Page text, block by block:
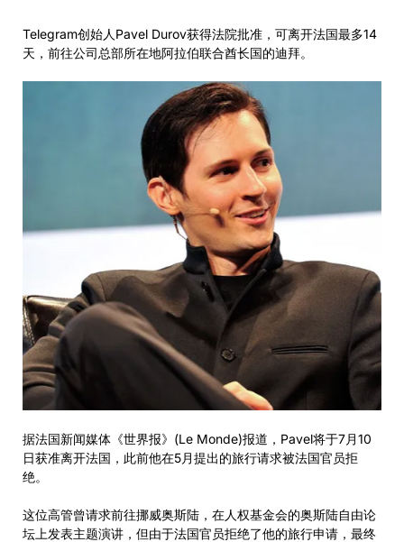
Telegram创始人Pavel Durov获得法院批准，可离开法国最多14
天，前往公司总部所在地阿拉伯联合酋长国的迪拜。
据法国新闻媒体《世界报》(Le Monde)报道，Pavel将于7月10
日获准离开法国，此前他在5月提出的旅行请求被法国官员拒
绝。
这位高管曾请求前往挪威奥斯陆，在人权基金会的奥斯陆自由论
坛上发表主题演讲，但由于法国官员拒绝了他的旅行申请，最终